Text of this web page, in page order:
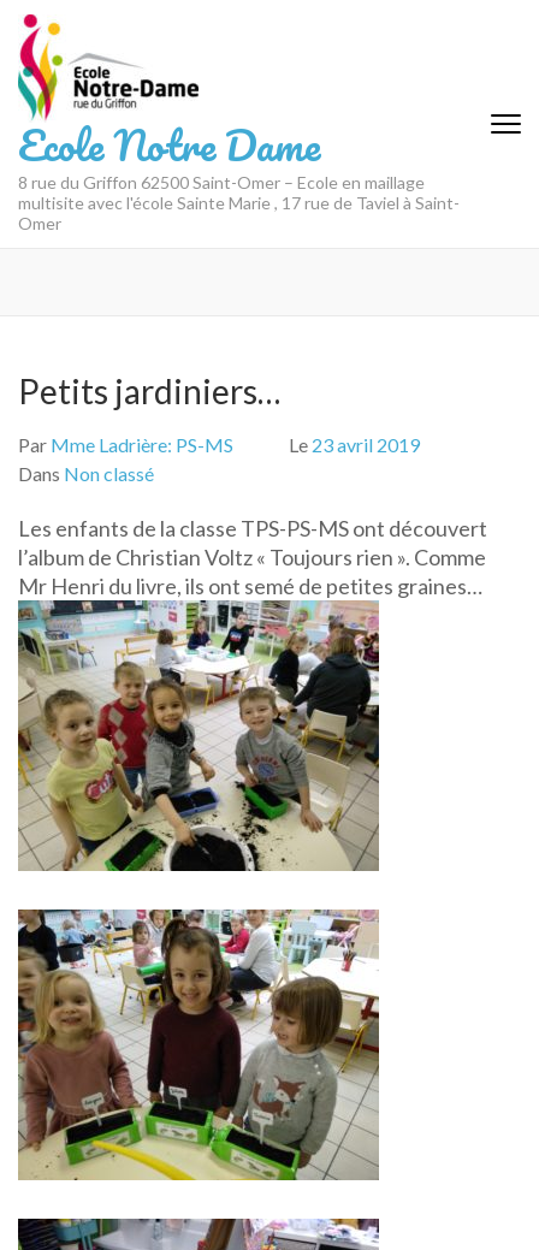
Aller
au
contenu
(Pressez
Entrée)
Ecole Notre Dame
8 rue du Griffon 62500 Saint-Omer – Ecole en maillage
multisite avec l'école Sainte Marie , 17 rue de Taviel à Saint-
Omer
Petits jardiniers…
Par Mme Ladrière: PS-MS Le 23 avril 2019
Dans Non classé
Les enfants de la classe TPS-PS-MS ont découvert
l’album de Christian Voltz « Toujours rien ». Comme
Mr Henri du livre, ils ont semé de petites graines…